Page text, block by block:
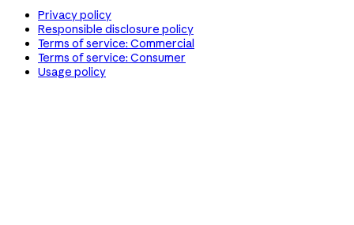
Privacy policy
Responsible disclosure policy
Terms of service: Commercial
Terms of service: Consumer
Usage policy